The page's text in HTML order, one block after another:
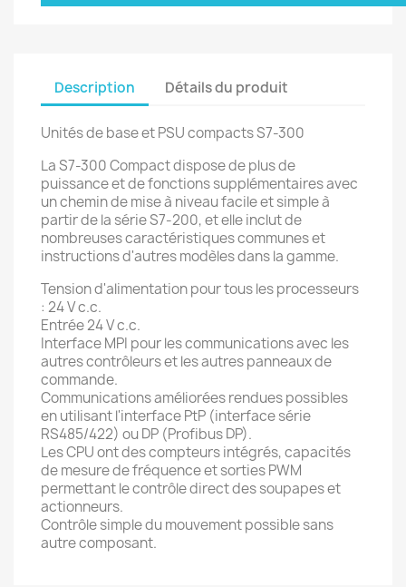
Description Détails du produit
Unités de base et PSU compacts S7-300
La S7-300 Compact dispose de plus de
puissance et de fonctions supplémentaires avec
un chemin de mise à niveau facile et simple à
partir de la série S7-200, et elle inclut de
nombreuses caractéristiques communes et
instructions d'autres modèles dans la gamme.
Tension d'alimentation pour tous les processeurs
: 24 V c.c.
Entrée 24 V c.c.
Interface MPI pour les communications avec les
autres contrôleurs et les autres panneaux de
commande.
Communications améliorées rendues possibles
en utilisant l'interface PtP (interface série
RS485/422) ou DP (Profibus DP).
Les CPU ont des compteurs intégrés, capacités
de mesure de fréquence et sorties PWM
permettant le contrôle direct des soupapes et
actionneurs.
Contrôle simple du mouvement possible sans
autre composant.